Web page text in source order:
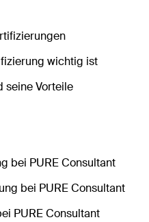
wichtig ist
seine Vorteile
bei PURE Consultant
bei PURE Consultant
PURE Consultant